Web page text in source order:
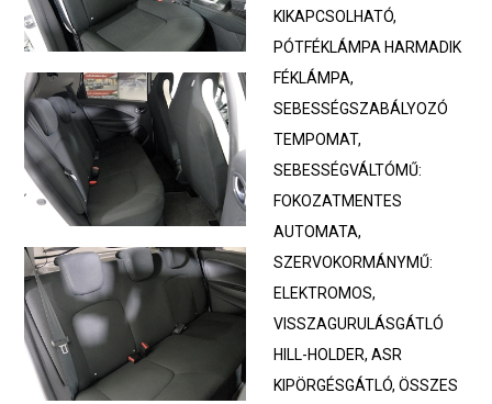
KIKAPCSOLHATÓ,
PÓTFÉKLÁMPA HARMADIK
FÉKLÁMPA,
SEBESSÉGSZABÁLYOZÓ
TEMPOMAT,
SEBESSÉGVÁLTÓMŰ:
FOKOZATMENTES
AUTOMATA,
SZERVOKORMÁNYMŰ:
ELEKTROMOS,
VISSZAGURULÁSGÁTLÓ
HILL-HOLDER, ASR
KIPÖRGÉSGÁTLÓ, ÖSSZES